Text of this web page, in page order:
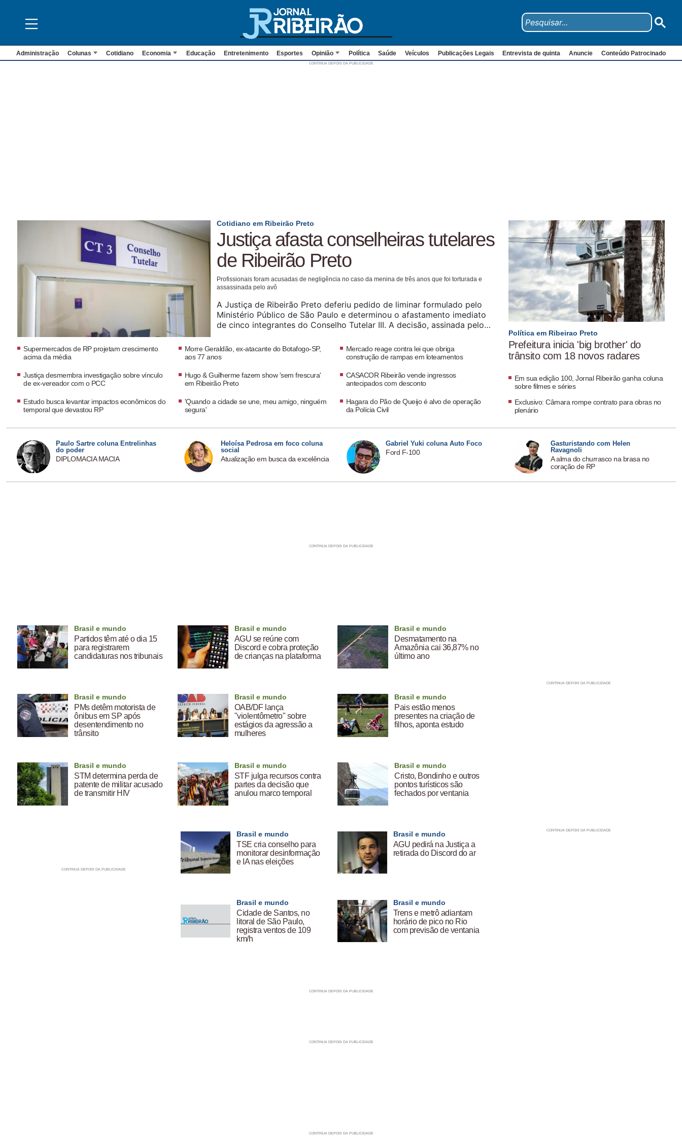
Administração Colunas Cotidiano Economia Educação Entretenimento Esportes Opinião Política Saúde Veículos Publicações Legais Entrevista de quinta Anuncie Conteúdo Patrocinado
Cotidiano em Ribeirão Preto
Justiça afasta conselheiras tutelares
de Ribeirão Preto
Profissionais foram acusadas de negligência no caso da menina de três anos que foi torturada e
assassinada pelo avô
A Justiça de Ribeirão Preto deferiu pedido de liminar formulado pelo
Ministério Público de São Paulo e determinou o afastamento imediato
de cinco integrantes do Conselho Tutelar III. A decisão, assinada pelo
requerimento feito em ação civil pública pelo promotor de
Supermercados de RP projetam crescimento
acima da média
Morre Geraldão, ex-atacante do Botafogo-SP,
aos 77 anos
Mercado reage contra lei que obriga
construção de rampas em loteamentos
Justiça desmembra investigação sobre vínculo
de ex-vereador com o PCC
Hugo & Guilherme fazem show 'sem frescura'
em Ribeirão Preto
CASACOR Ribeirão vende ingressos
antecipados com desconto
Estudo busca levantar impactos econômicos do
temporal que devastou RP
'Quando a cidade se une, meu amigo, ninguém
segura'
Hagara do Pão de Queijo é alvo de operação
da Polícia Civil
Política em Ribeirao Preto
Prefeitura inicia 'big brother' do
trânsito com 18 novos radares
Em sua edição 100, Jornal Ribeirão ganha coluna
sobre filmes e séries
Exclusivo: Câmara rompe contrato para obras no
plenário
Paulo Sartre coluna Entrelinhas
do poder
DIPLOMACIA MACIA
Heloísa Pedrosa em foco coluna
social
Atualização em busca da excelência
Gabriel Yuki coluna Auto Foco
Ford F-100
Gasturistando com Helen
Ravagnoli
A alma do churrasco na brasa no
coração de RP
Brasil e mundo
Partidos têm até o dia 15
para registrarem
candidaturas nos tribunais
Brasil e mundo
AGU se reúne com
Discord e cobra proteção
de crianças na plataforma
Brasil e mundo
Desmatamento na
Amazônia cai 36,87% no
último ano
Brasil e mundo
PMs detêm motorista de
ônibus em SP após
desentendimento no
trânsito
Brasil e mundo
OAB/DF lança
"violentômetro" sobre
estágios da agressão a
mulheres
Brasil e mundo
Pais estão menos
presentes na criação de
filhos, aponta estudo
Brasil e mundo
STM determina perda de
patente de militar acusado
de transmitir HIV
Brasil e mundo
STF julga recursos contra
partes da decisão que
anulou marco temporal
Brasil e mundo
Cristo, Bondinho e outros
pontos turísticos são
fechados por ventania
Brasil e mundo
TSE cria conselho para
monitorar desinformação
e IA nas eleições
Brasil e mundo
AGU pedirá na Justiça a
retirada do Discord do ar
Brasil e mundo
Cidade de Santos, no
litoral de São Paulo,
registra ventos de 109
km/h
Brasil e mundo
Trens e metrô adiantam
horário de pico no Rio
com previsão de ventania